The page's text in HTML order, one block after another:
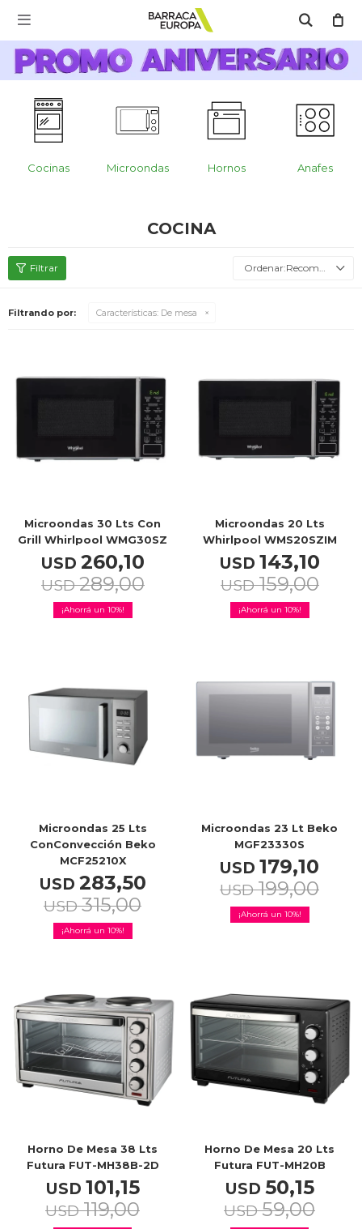

Cocinas Microondas Hornos Anafes
COCINA
Recomendados
Filtrando por: Características: De mesa
Microondas 30 Lts Con
Grill Whirlpool WMG30SZ
USD 260,10
USD 289,00
10
Microondas 20 Lts
Whirlpool WMS20SZIM
USD 143,10
USD 159,00
10
Microondas 25 Lts
ConConvección Beko
MCF25210X
USD 283,50
USD 315,00
10
Microondas 23 Lt Beko
MGF23330S
USD 179,10
USD 199,00
10
Horno De Mesa 38 Lts
Futura FUT-MH38B-2D
USD 101,15
USD 119,00
Horno De Mesa 20 Lts
Futura FUT-MH20B
USD 50,15
USD 59,00
MI CUENTA
Catálogo Escríbenos Aquí!! Promo Aniversario
Cocina
TV & Audio
Baño
Celulares
Mis pedidos
Local